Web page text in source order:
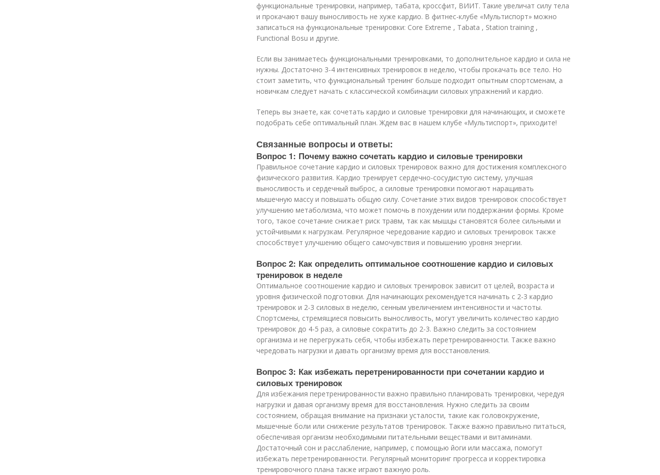
функциональные тренировки, например, табата, кроссфит, ВИИТ. Такие увеличат силу тела
и прокачают вашу выносливость не хуже кардио. В фитнес-клубе «Мультиспорт» можно
записаться на функциональные тренировки: Core Extreme , Tabata , Station training ,
Functional Bosu и другие.
Если вы занимаетесь функциональными тренировками, то дополнительное кардио и сила не
нужны. Достаточно 3-4 интенсивных тренировок в неделю, чтобы прокачать все тело. Но
стоит заметить, что функциональный тренинг больше подходит опытным спортсменам, а
новичкам следует начать с классической комбинации силовых упражнений и кардио.
Теперь вы знаете, как сочетать кардио и силовые тренировки для начинающих, и сможете
подобрать себе оптимальный план. Ждем вас в нашем клубе «Мультиспорт», приходите!
Связанные вопросы и ответы:
Вопрос 1: Почему важно сочетать кардио и силовые тренировки
Правильное сочетание кардио и силовых тренировок важно для достижения комплексного
физического развития. Кардио тренирует сердечно-сосудистую систему, улучшая
выносливость и сердечный выброс, а силовые тренировки помогают наращивать
мышечную массу и повышать общую силу. Сочетание этих видов тренировок способствует
улучшению метаболизма, что может помочь в похудении или поддержании формы. Кроме
того, такое сочетание снижает риск травм, так как мышцы становятся более сильными и
устойчивыми к нагрузкам. Регулярное чередование кардио и силовых тренировок также
способствует улучшению общего самочувствия и повышению уровня энергии.
Вопрос 2: Как определить оптимальное соотношение кардио и силовых
тренировок в неделе
Оптимальное соотношение кардио и силовых тренировок зависит от целей, возраста и
уровня физической подготовки. Для начинающих рекомендуется начинать с 2-3 кардио
тренировок и 2-3 силовых в неделю, сенным увеличением интенсивности и частоты.
Спортсмены, стремящиеся повысить выносливость, могут увеличить количество кардио
тренировок до 4-5 раз, а силовые сократить до 2-3. Важно следить за состоянием
организма и не перегружать себя, чтобы избежать перетренированности. Также важно
чередовать нагрузки и давать организму время для восстановления.
Вопрос 3: Как избежать перетренированности при сочетании кардио и
силовых тренировок
Для избежания перетренированности важно правильно планировать тренировки, чередуя
нагрузки и давая организму время для восстановления. Нужно следить за своим
состоянием, обращая внимание на признаки усталости, такие как головокружение,
мышечные боли или снижение результатов тренировок. Также важно правильно питаться,
обеспечивая организм необходимыми питательными веществами и витаминами.
Достаточный сон и расслабление, например, с помощью йоги или массажа, помогут
избежать перетренированности. Регулярный мониторинг прогресса и корректировка
тренировочного плана также играют важную роль.